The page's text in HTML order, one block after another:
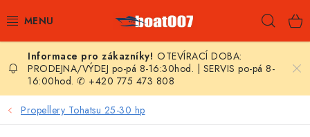
na
E-SHOP
AKČNÍ SLEVY
OTEVÍRACÍ DOBA:
PRODEJNA/VÝDEJ po-pá 8-16:30hod. | SERVIS po-pá 8-
16:00hod. ✆ +420 775 473 808
Propellery Tohatsu 25-30 hp